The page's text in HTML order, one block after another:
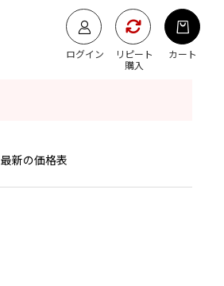
ログイン
リピート
購入
カート
最新の価格表